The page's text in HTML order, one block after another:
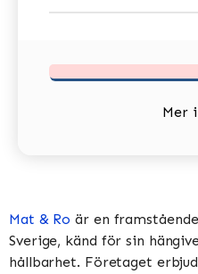
Mer
Mat & Ro är en
Sverige, känd för sin
hållbarhet. Företaget